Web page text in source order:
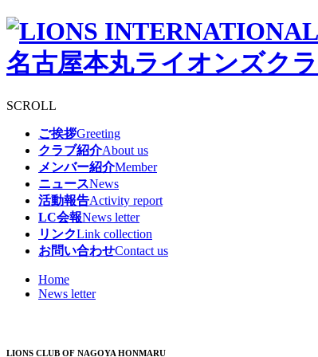
名古屋本丸ライオンズク
SCROLL
ご挨拶Greeting
クラブ紹介About us
メンバー紹介Member
ニュースNews
活動報告Activity report
LC会報News letter
リンクLink collection
お問い合わせContact us
Home
News letter
LIONS CLUB OF NAGOYA HONMARU